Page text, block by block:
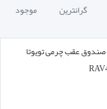
گرانترین موجود
عقب چرمی تویوتا